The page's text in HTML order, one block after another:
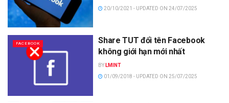
20/10/2021 - UPDATED ON 24/07/2025
FACEBOOK
Share TUT đổi tên Facebook
không giới hạn mới nhất
BY LMINT
01/09/2018 - UPDATED ON 25/07/2025